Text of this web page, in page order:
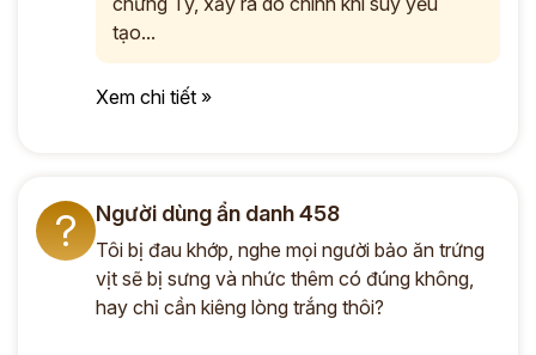
tạo...
Xem chi tiết »
? Người dùng ẩn danh 458
Tôi bị đau khớp, nghe mọi người bảo ăn trứng
vịt sẽ bị sưng và nhức thêm có đúng không,
hay chỉ cần kiêng lòng trắng thôi?